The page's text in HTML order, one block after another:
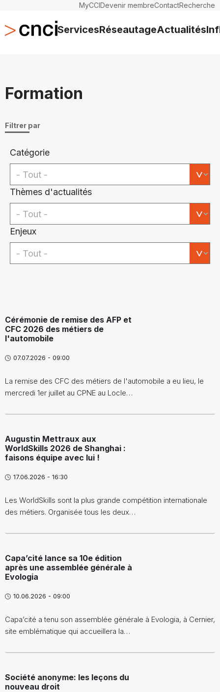
MyCCIDevenir membreContactRecherche
ServicesRéseautageActualités
Formation
Filtrer par
Catégorie
Thèmes d'actualités
Enjeux
Cérémonie de remise des AFP et
CFC 2026 des métiers de
l'automobile
07.07.2026 - 09:00
La remise des CFC des métiers de l'automobile a eu lieu, le
mercredi 1er juillet au CPNE au Locle…
Augustin Mettraux aux
WorldSkills 2026 de Shanghai :
faisons équipe avec lui !
17.06.2026 - 16:30
Les WorldSkills sont la plus grande compétition internationale
des métiers. Organisée tous les deux…
Capa’cité lance sa 10e édition
après une assemblée générale à
Evologia
10.06.2026 - 09:00
Capa’cité a tenu son assemblée générale à Evologia, à Cernier,
site emblématique qui accueillera la…
Société anonyme: les leçons du
nouveau droit